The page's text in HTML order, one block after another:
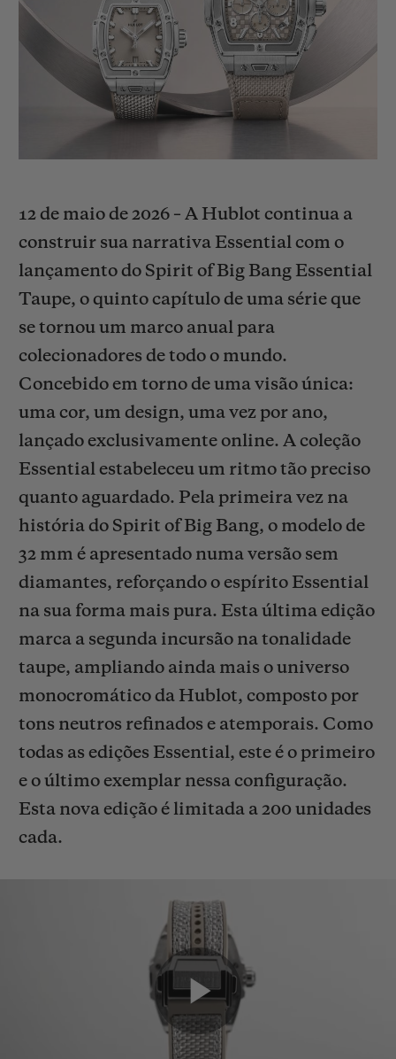
12 de maio de 2026 – A Hublot continua a
construir sua narrativa Essential com o
lançamento do Spirit of Big Bang Essential
Taupe, o quinto capítulo de uma série que
se tornou um marco anual para
colecionadores de todo o mundo.
Concebido em torno de uma visão única:
uma cor, um design, uma vez por ano,
lançado exclusivamente online. A coleção
Essential estabeleceu um ritmo tão preciso
quanto aguardado. Pela primeira vez na
história do Spirit of Big Bang, o modelo de
32 mm é apresentado numa versão sem
diamantes, reforçando o espírito Essential
na sua forma mais pura. Esta última edição
marca a segunda incursão na tonalidade
taupe, ampliando ainda mais o universo
monocromático da Hublot, composto por
tons neutros refinados e atemporais. Como
todas as edições Essential, este é o primeiro
e o último exemplar nessa configuração.
Esta nova edição é limitada a 200 unidades
cada.
BIG BANG
SUMMER MULTI-
COLORED CERAMIC
BIG BANG
PEACH CERAMIC
SPIRIT OF BIG
ONLINE
SERVIÇIOS EXCLUSIVOS
GARANTIA 5+5
HUBLOTISTA E GARANTIA ESTENDIDA
ENTREGA E DEVOLUÇÕES DE CORTESIA
PAGAMENTO SEGURO
CONTATO
ENCONTRAR UMA